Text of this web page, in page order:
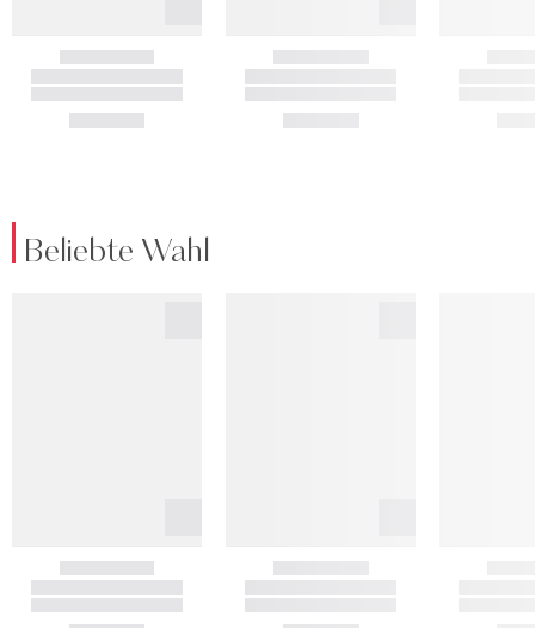
Beliebte Wahl